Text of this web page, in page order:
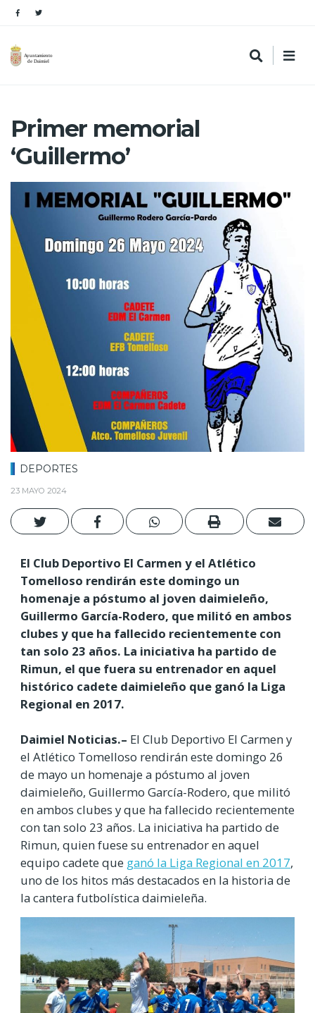
Primer memorial
‘Guillermo’
DEPORTES
23 MAYO 2024
El Club Deportivo El Carmen y el Atlético
Tomelloso rendirán este domingo un
homenaje a póstumo al joven daimieleño,
Guillermo García-Rodero, que militó en ambos
clubes y que ha fallecido recientemente con
tan solo 23 años. La iniciativa ha partido de
Rimun, el que fuera su entrenador en aquel
histórico cadete daimieleño que ganó la Liga
Regional en 2017.
Daimiel Noticias.– El Club Deportivo El Carmen y
el Atlético Tomelloso rendirán este domingo 26
de mayo un homenaje a póstumo al joven
daimieleño, Guillermo García-Rodero, que militó
en ambos clubes y que ha fallecido recientemente
con tan solo 23 años. La iniciativa ha partido de
Rimun, quien fuese su entrenador en aquel
equipo cadete que ganó la Liga Regional en 2017,
uno de los hitos más destacados en la historia de
la cantera futbolística daimieleña.